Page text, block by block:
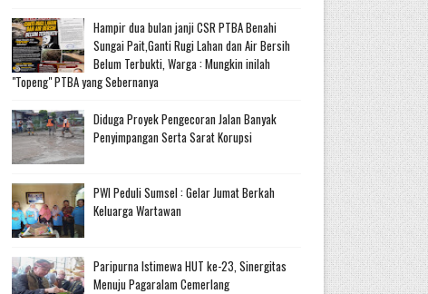
Hampir dua bulan janji CSR PTBA Benahi
Sungai Pait,Ganti Rugi Lahan dan Air Bersih
Belum Terbukti, Warga : Mungkin inilah
"Topeng" PTBA yang Sebernanya
Diduga Proyek Pengecoran Jalan Banyak
Penyimpangan Serta Sarat Korupsi
PWI Peduli Sumsel : Gelar Jumat Berkah
Keluarga Wartawan
Paripurna Istimewa HUT ke-23, Sinergitas
Menuju Pagaralam Cemerlang